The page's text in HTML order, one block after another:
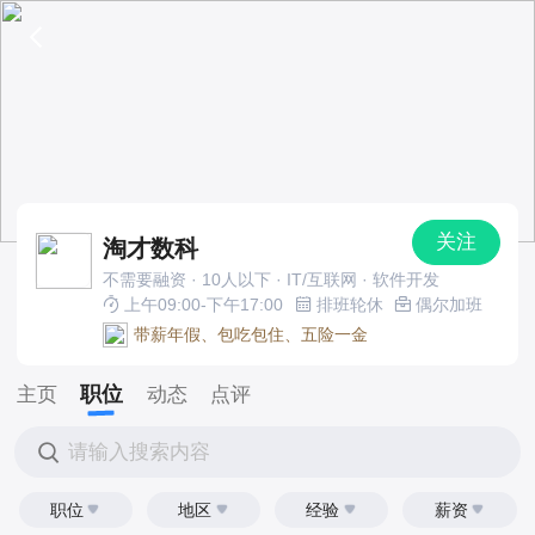
淘才数科 关注
不需要融资 · 10人以下 · IT/互联网 · 软件开发
上午09:00-下午17:00
排班轮休
偶尔加班
带薪年假、包吃包住、五险一金
主页 职位 动态 点评
请输入搜索内容
职位 地区 经验 薪资